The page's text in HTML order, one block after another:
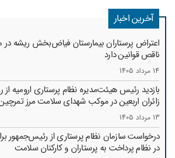
آخرین اخبار
اعتراض پرستاران بیمارستان فیاض‌بخش ریشه در
ناقص قوانین دارد
14 مرداد 1405
بازدید رئیس هیئت‌مدیره نظام پرستاری ارومیه
زائران اربعین در موکب شهدای سلامت مرز
13 مرداد 1405
درخواست سازمان نظام پرستاری از رئیس‌جمهور
در نظام پرداخت به پرستاران و کارکنان سلامت